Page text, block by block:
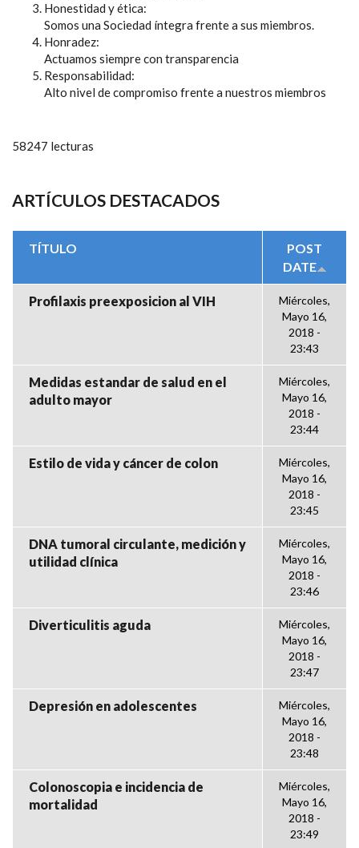
Honestidad y ética:
Somos una Sociedad íntegra frente a sus miembros.
Honradez:
Actuamos siempre con transparencia
Responsabilidad:
Alto nivel de compromiso frente a nuestros miembros
58247 lecturas
ARTÍCULOS DESTACADOS
TÍTULO
POST
DATE
Profilaxis preexposicion al VIH
Miércoles,
Mayo 16,
2018 -
23:43
Medidas estandar de salud en el
adulto mayor
Miércoles,
Mayo 16,
2018 -
23:44
Estilo de vida y cáncer de colon
Miércoles,
Mayo 16,
2018 -
23:45
DNA tumoral circulante, medición y
utilidad clínica
Miércoles,
Mayo 16,
2018 -
23:46
Diverticulitis aguda
Miércoles,
Mayo 16,
2018 -
23:47
Depresión en adolescentes
Miércoles,
Mayo 16,
2018 -
23:48
Colonoscopia e incidencia de
mortalidad
Miércoles,
Mayo 16,
2018 -
23:49